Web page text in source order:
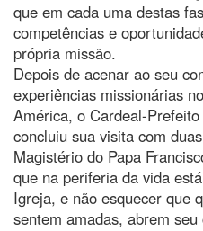
que em cada uma destas
competências e
própria missão.
Depois de acenar ao seu
experiências missionárias
América, o Cardeal-
concluiu sua visita com
Magistério do Papa
que na periferia da vida
Igreja, e não esquecer que
sentem amadas, abrem seu